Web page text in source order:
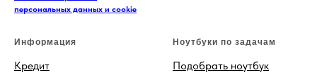
персональных данных и cookie
Информация
Кредит
Ноутбуки по задачам
Подобрать ноутбук